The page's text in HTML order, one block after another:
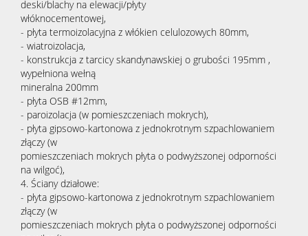
deski/blachy na elewacji/płyty
włóknocementowej,
- płyta termoizolacyjna z włókien celulozowych 80mm,
- wiatroizolacja,
- konstrukcja z tarcicy skandynawskiej o grubości 195mm ,
wypełniona wełną
mineralna 200mm
- płyta OSB #12mm,
- paroizolacja (w pomieszczeniach mokrych),
- płyta gipsowo-kartonowa z jednokrotnym szpachlowaniem
złączy (w
pomieszczeniach mokrych płyta o podwyższonej odporności
na wilgoć),
4. Ściany działowe:
- płyta gipsowo-kartonowa z jednokrotnym szpachlowaniem
złączy (w
pomieszczeniach mokrych płyta o podwyższonej odporności